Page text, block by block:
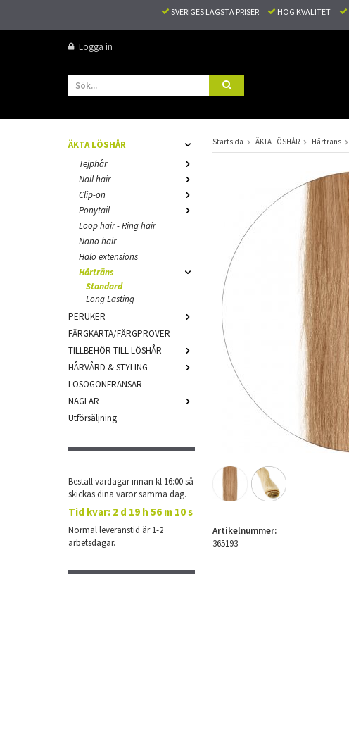
SVERIGES LÄGSTA PRISER HÖG KVALITET
Logga in
ÄKTA LÖSHÅR
Tejphår
Nail hair
Clip-on
Ponytail
Loop hair - Ring hair
Nano hair
Halo extensions
Hårträns
Standard
Long Lasting
PERUKER
FÄRGKARTA/FÄRGPROVER
TILLBEHÖR TILL LÖSHÅR
HÅRVÅRD & STYLING
LÖSÖGONFRANSAR
NAGLAR
Utförsäljning
Beställ vardagar innan kl 16:00 så
skickas dina varor samma dag.
Tid kvar: 2 d 19 h 56 m 10 s
Normal leveranstid är 1-2
arbetsdagar.
Startsida ÄKTA LÖSHÅR Hårträns
Artikelnummer:
365193